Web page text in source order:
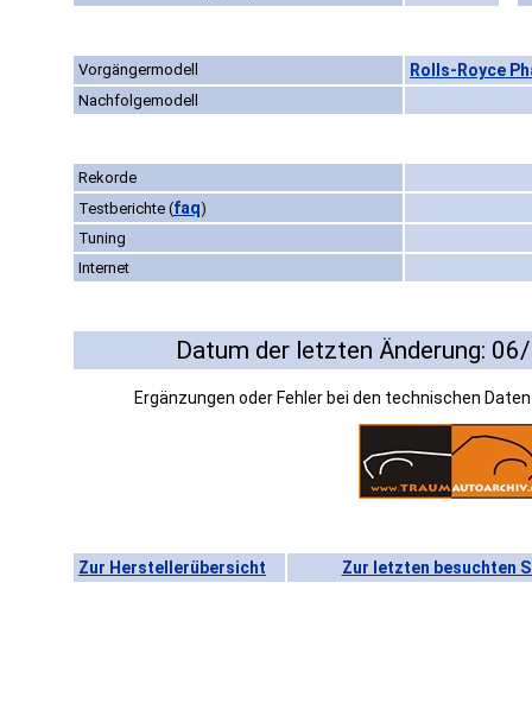
Vorgängermodell Rolls-Royce
Nachfolgemodell
Rekorde
Testberichte (faq)
Tuning
Internet
Datum der letzten Änderung:
Ergänzungen oder Fehler bei den technischen
Zur Herstellerübersicht Zur letzten besuchten